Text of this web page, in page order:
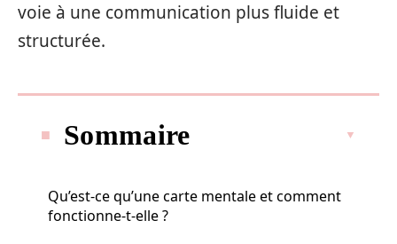
voie à une communication plus fluide et
structurée.
Sommaire
Qu’est-ce qu’une carte mentale et comment
fonctionne-t-elle ?